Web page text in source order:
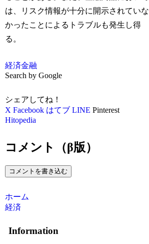
は、リスク情報が十分に開示されていな
かったことによるトラブルも発生し得
る。
経済金融
Search by Google
シェアしてね！
X Facebook はてブ LINE Pinterest
Hitopedia
コメント（β版）
コメントを書き込む
ホーム
経済
Information